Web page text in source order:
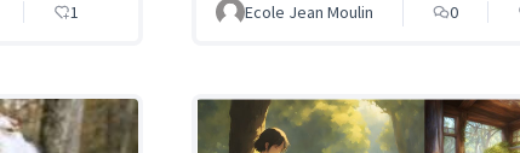
1 Ecole Jean Moulin 0